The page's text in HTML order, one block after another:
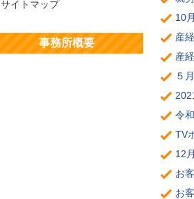
10
産
産
５
令
TV
12
お
お
サイトマップ
事務所概要